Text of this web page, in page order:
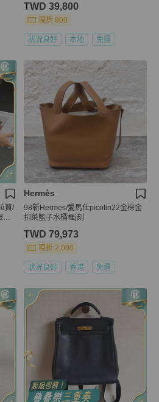
TWD 39,800
現折 800
狀況良好 本地 免運
贊/
扣
Hermès
98新Hermes/愛馬仕picotin22金棕金
扣菜籃子水桶框j刻
TWD 79,973
現折 2,000
狀況良好 香港 免運